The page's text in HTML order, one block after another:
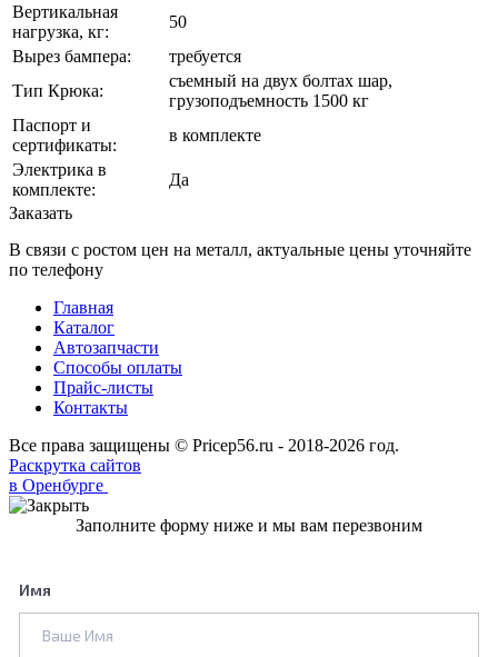
Вертикальная
нагрузка, кг:
50
Вырез бампера:
требуется
Тип Крюка:
съемный на двух болтах шар,
грузоподъемность 1500 кг
Паспорт и
сертификаты:
в комплекте
Электрика в
комплекте:
Да
Заказать
В связи с ростом цен на металл, актуальные цены уточняйте
по телефону
Главная
Каталог
Автозапчасти
Способы оплаты
Прайс-листы
Контакты
Все права защищены © Pricep56.ru - 2018-2026 год.
Раскрутка сайтов
в Оренбурге
Заполните форму ниже и мы вам перезвоним
Имя